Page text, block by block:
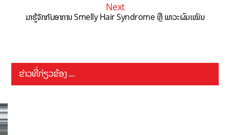
Next
ມາຮູ້ຈັກກັບອາການ Smelly Hair Syndrome ຫຼື ພາວະຜົມເໝັນ
ຂ່າວທີ່ກ່ຽວຂ້ອງ ...